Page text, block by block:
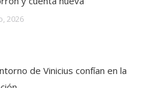
2026
de Vinicius confían en la